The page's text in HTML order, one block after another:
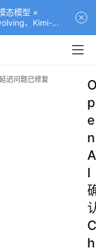
态模型 ×
、Kimi-
迟问题已修复
p
e
n
A
I
C
h